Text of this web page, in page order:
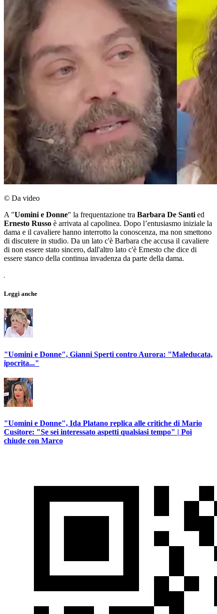
© Da video
A "Uomini e Donne" la frequentazione tra Barbara De Santi ed
Ernesto Russo è arrivata al capolinea. Dopo l’entusiasmo iniziale la
dama e il cavaliere hanno interrotto la conoscenza, ma non smettono
di discutere in studio. Da un lato c'è Barbara che accusa il cavaliere
di non essere stato sincero, dall'altro lato c'è Ernesto che dice di
essere stanco della continua invadenza da parte della dama.
Leggi anche
"Uomini e Donne", Gianni Sperti contro Aurora: "Maleducata,
ipocrita..."
"Uomini e Donne", Ida Platano replica alle critiche di Mario
Cusitore: "Se sei interessato aspetti qualsiasi tempo" | Poi
chiude con Marco